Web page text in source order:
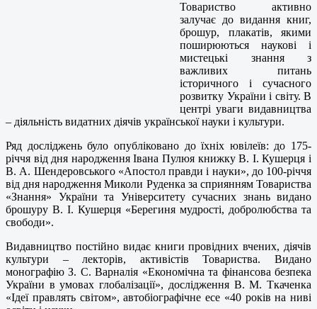
Товариство активно
залучає до видання книг,
брошур, плакатів, якими
поширюються наукові і
мистецькі знання з
важливих питань
історичного і сучасного
розвитку України і світу. В
центрі уваги видавництва
– діяльність видатних діячів української науки і культури.
Ряд досліджень було опубліковано до їхніх ювілеїв: до 175-
річчя від дня народження Івана Пулюя книжку В. І. Кушерця і
В. А. Шендеровського «Апостол правди і науки», до 100-річчя
від дня народження Миколи Руденка за сприянням Товариства
«Знання» України та Університету сучасних знань видано
брошуру В. І. Кушерця «Берегиня мудрості, добролюбства та
свободи».
Видавництво постійно видає книги провідних вчених, діячів
культури – лекторів, активістів Товариства. Видано
монографію З. С. Варналія «Економічна та фінансова безпека
України в умовах глобалізації», дослідження В. М. Ткаченка
«Ідеї правлять світом», автобіографічне есе «40 років на ниві